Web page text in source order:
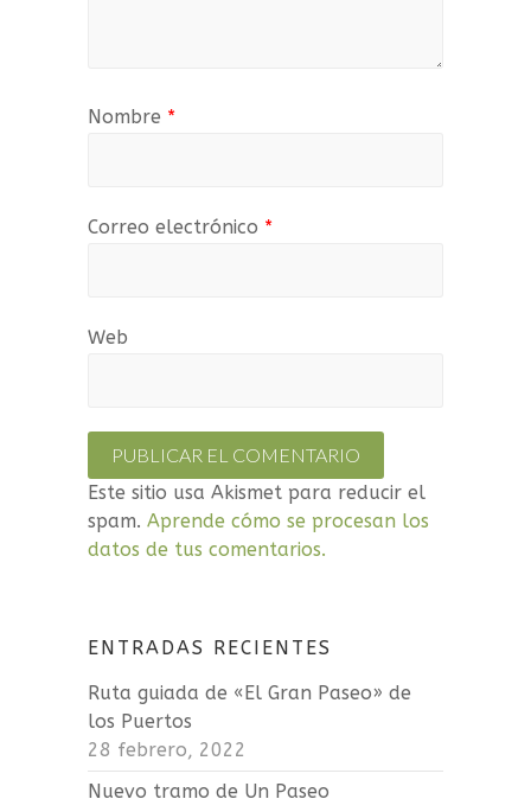
Nombre *
Correo electrónico *
Web
Este sitio usa Akismet para reducir el
spam. Aprende cómo se procesan los
datos de tus comentarios.
ENTRADAS RECIENTES
Ruta guiada de «El Gran Paseo» de
los Puertos
28 febrero, 2022
Nuevo tramo de Un Paseo